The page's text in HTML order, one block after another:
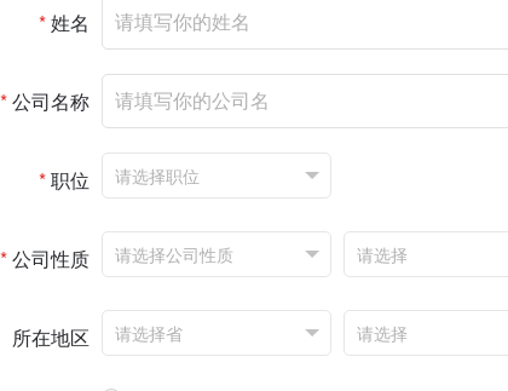
*姓名
*公司名称
*职位
*公司性质
所在地区